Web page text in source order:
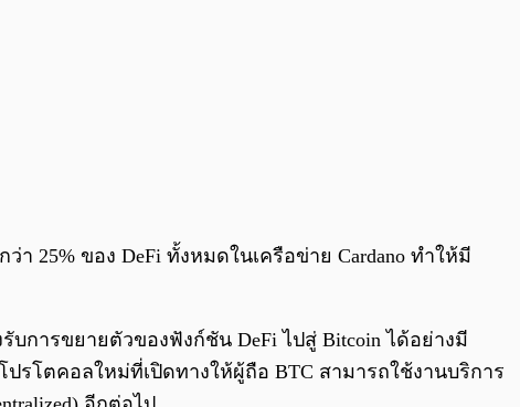
25% ของ DeFi ทั้งหมดในเครือข่าย Cardano ทำให้มี
การขยายตัวของฟังก์ชัน DeFi ไปสู่ Bitcoin ได้อย่างมี
ปรโตคอลใหม่ที่เปิดทางให้ผู้ถือ BTC สามารถใช้งานบริการ